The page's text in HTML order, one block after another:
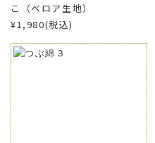
こ（ベロア生地）
¥1,980(税込)